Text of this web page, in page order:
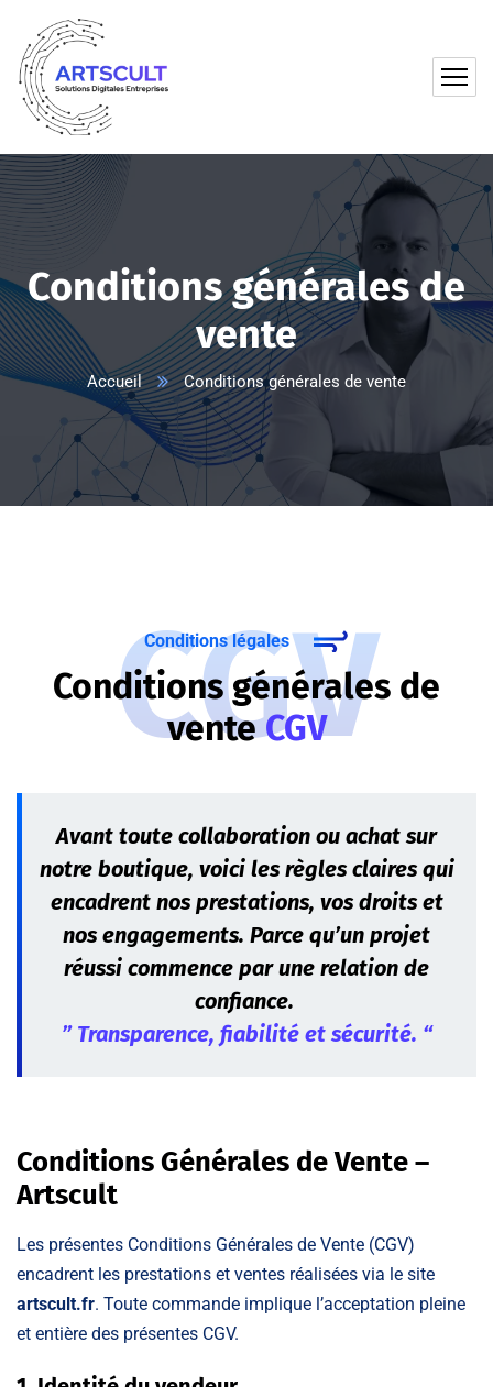
Content
navigation
Conditions générales de
vente
Accueil Conditions générales de vente
CGV
Conditions légales
Conditions générales de
venteCGV
Avant toute collaboration ou achat sur
notre boutique, voici les règles claires qui
encadrent nos prestations, vos droits et
nos engagements. Parce qu’un projet
réussi commence par une relation de
confiance.
” Transparence, fiabilité et sécurité. “
Conditions Générales de Vente –
Artscult
Les présentes Conditions Générales de Vente (CGV)
encadrent les prestations et ventes réalisées via le site
artscult.fr. Toute commande implique l’acceptation pleine
et entière des présentes CGV.